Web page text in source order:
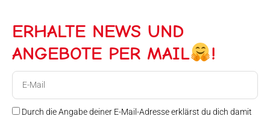
ERHALTE NEWS UND
ANGEBOTE PER MAIL
!
Durch die Angabe deiner E-Mail-Adresse erklärst du dich damit